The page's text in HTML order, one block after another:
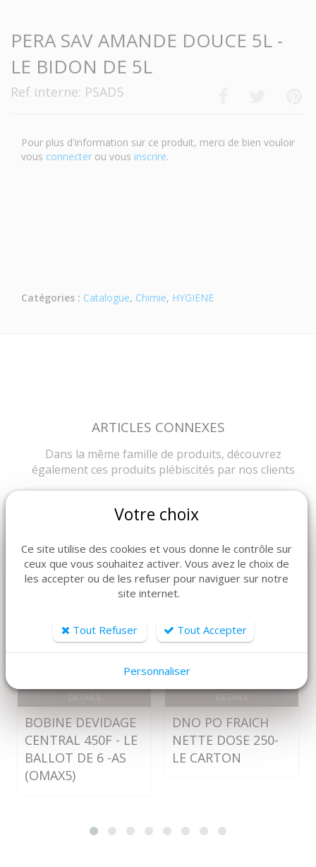
PERA SAV AMANDE DOUCE 5L -
LE BIDON DE 5L
Ref interne: PSAD5
Pour plus d'information sur ce produit, merci de bien vouloir
vous connecter ou vous inscrire.
Catégories : Catalogue, Chimie, HYGIENE
ARTICLES CONNEXES
Dans la même famille de produits, découvrez
également ces produits plébiscités par nos clients
DÉTAILS
BOBINE DEVIDAGE
CENTRAL 450F - LE
BALLOT DE 6 -AS
(OMAX5)
DÉTAILS
DNO PO FRAICH
NETTE DOSE 250-
LE CARTON
Votre choix
Ce site utilise des cookies et vous donne le contrôle sur
ceux que vous souhaitez activer. Vous avez le choix de
les accepter ou de les refuser pour naviguer sur notre
site internet.
Tout Refuser Tout Accepter
Personnaliser